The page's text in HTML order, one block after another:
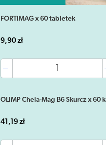
FORTIMAG x 60 tabletek
9,90 zł
OLIMP Chela-Mag B6 Skurcz x 60
41,19 zł